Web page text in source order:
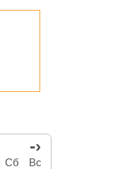
-›
Сб
Вс